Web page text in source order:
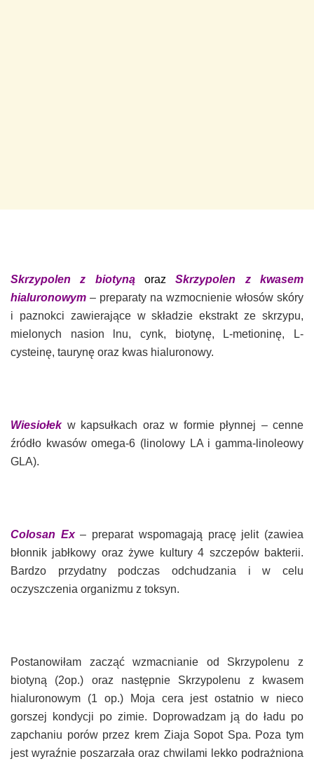
Skrzypolen z biotyną oraz
Skrzypolen z kwasem
hialuronowym – preparaty na wzmocnienie włosów skóry
i paznokci zawierające w składzie ekstrakt ze skrzypu,
mielonych nasion lnu, cynk, biotynę, L-metioninę, L-
cysteinę, taurynę oraz kwas hialuronowy.
Wiesiołekw kapsułkach oraz w formie płynnej – cenne
źródło kwasów omega-6 (linolowy LA i gamma-linoleowy
GLA).
Colosan Ex– preparat wspomagają pracę jelit (zawiea
błonnik jabłkowy oraz żywe kultury 4 szczepów bakterii.
Bardzo przydatny podczas odchudzania i w celu
oczyszczenia organizmu z toksyn.
Postanowiłam zacząć wzmacnianie od Skrzypolenu z
biotyną (2op.) oraz następnie Skrzypolenu z kwasem
hialuronowym (1 op.) Moja cera jest ostatnio w nieco
gorszej kondycji po zimie. Doprowadzam ją do ładu po
zapchaniu porów przez krem Ziaja Sopot Spa. Poza tym
jest wyraźnie poszarzała oraz chwilami lekko podrażniona